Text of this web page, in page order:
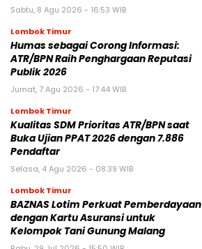
Sabtu, 8 Agu 2026 - 16:53 WIB
Lombok Timur
Humas sebagai Corong Informasi:
ATR/BPN Raih Penghargaan Reputasi
Publik 2026
Jumat, 7 Agu 2026 - 17:44 WIB
Lombok Timur
Kualitas SDM Prioritas ATR/BPN saat
Buka Ujian PPAT 2026 dengan 7.886
Pendaftar
Selasa, 4 Agu 2026 - 08:39 WIB
Lombok Timur
BAZNAS Lotim Perkuat Pemberdayaan
dengan Kartu Asuransi untuk
Kelompok Tani Gunung Malang